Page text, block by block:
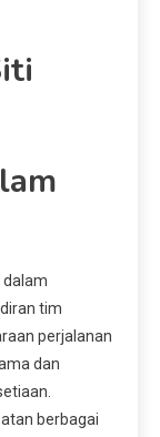
dalam
tim
perjalanan
dan
berbagai